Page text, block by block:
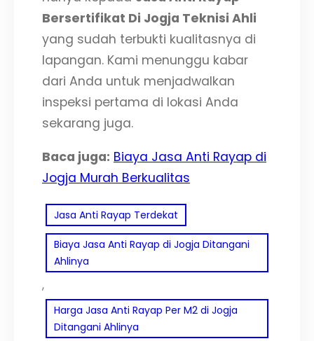
Bersertifikat Di Jogja Teknisi Ahli
yang sudah terbukti kualitasnya di
lapangan. Kami menunggu kabar
dari Anda untuk menjadwalkan
inspeksi pertama di lokasi Anda
sekarang juga.
Baca juga: Biaya Jasa Anti Rayap di
Jogja Murah Berkualitas
Jasa Anti Rayap Terdekat
Biaya Jasa Anti Rayap di Jogja Ditangani
Ahlinya
,
Harga Jasa Anti Rayap Per M2 di Jogja
Ditangani Ahlinya